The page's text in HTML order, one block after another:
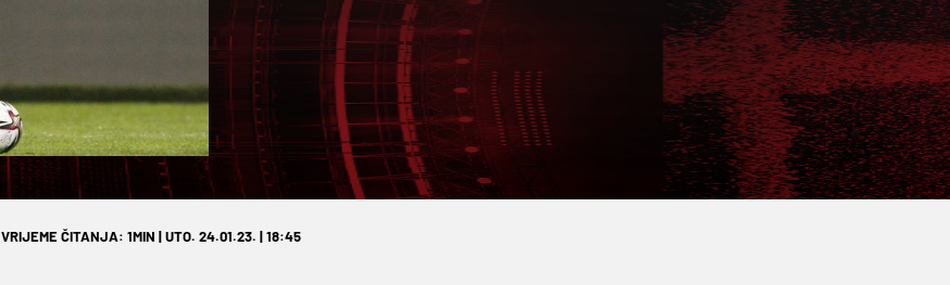
VRIJEME ČITANJA: 1MIN | UTO. 24.01.23. | 18:45